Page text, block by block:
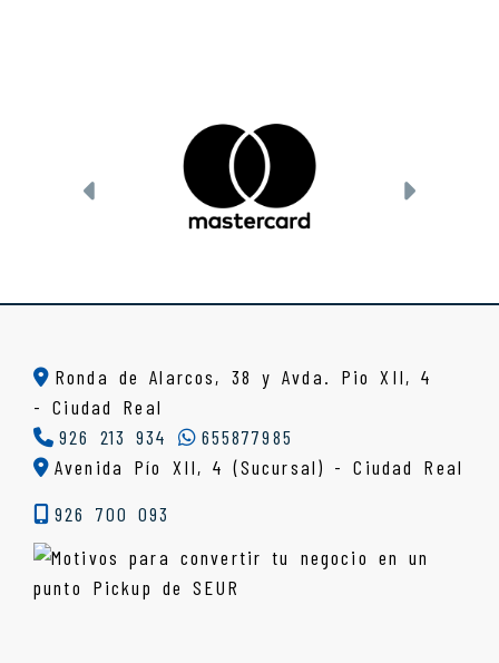
Anterior
Ronda de Alarcos, 38 y Avda. Pio XII, 4
-Ciudad Real
926 213 934
655877985
Avenida Pío XII, 4 (Sucursal) - Ciudad Real
926 700 093